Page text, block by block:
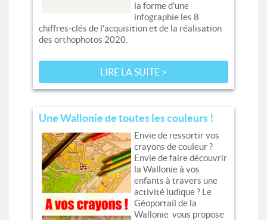
la forme d'une
infographie les 8
chiffres-clés de l'acquisition et de la réalisation
des orthophotos 2020.
LIRE LA SUITE >
Une Wallonie de toutes les couleurs !
Envie de ressortir vos
crayons de couleur ?
Envie de faire découvrir
la Wallonie à vos
enfants à travers une
activité ludique ? Le
Géoportail de la
Wallonie vous propose